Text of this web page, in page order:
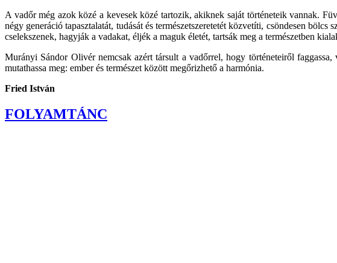
A vadőr még azok közé a kevesek közé tartozik, akiknek saját történeteik vannak.
négy generáció tapasztalatát, tudását és természetszeretetét közvetíti, csöndesen
cselekszenek, hagyják a vadakat, éljék a maguk életét, tartsák meg a természetben
Murányi Sándor Olivér nemcsak azért társult a vadőrrel, hogy történeteiről
mutathassa meg: ember és természet között megőrizhető a harmónia.
Fried István
FOLYAMTÁNC